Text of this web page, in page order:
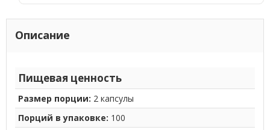
Описание
Пищевая ценность
Размер порции: 2 капсулы
Порций в упаковке: 100